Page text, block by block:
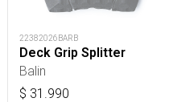
22382026BARB
Deck Grip Splitter
Balin
$ 31.990